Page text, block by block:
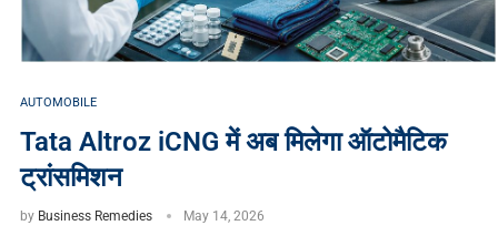
AUTOMOBILE
Tata Altroz ​​iCNG में अब मिलेगा ऑटोमैटिक
ट्रांसमिशन
by Business Remedies May 14, 2026